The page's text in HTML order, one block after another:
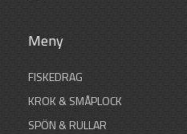
Meny
FISKEDRAG
KROK & SMÅPLOCK
SPÖN & RULLAR